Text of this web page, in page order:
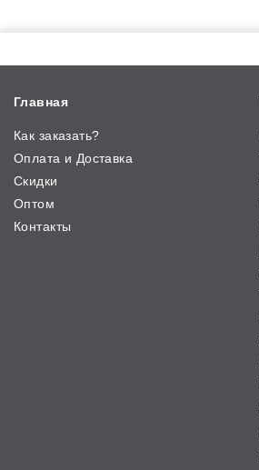
Главная
Как заказать?
Оплата и Доставка
Скидки
Оптом
Контакты